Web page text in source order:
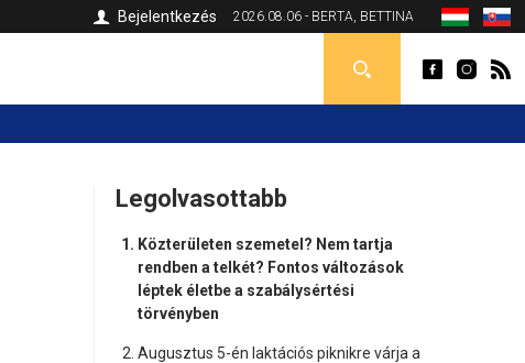
2026.08.06 - BERTA, BETTINA
Bejelentkezés
Legolvasottabb
Közterületen szemetel? Nem tartja
rendben a telkét? Fontos változások
léptek életbe a szabálysértési
törvényben
Augusztus 5-én laktációs piknikre várja a